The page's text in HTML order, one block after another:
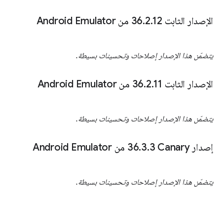
الإصدار الثابت 36 .2.12 من Android Emulator
يتضمّن هذا الإصدار إصلاحات وتحسينات بسيطة.
الإصدار الثابت 36 .2.11 من Android Emulator
يتضمّن هذا الإصدار إصلاحات وتحسينات بسيطة.
إصدار Canary‏ 36 .3.3 من Android Emulator
يتضمّن هذا الإصدار إصلاحات وتحسينات بسيطة.